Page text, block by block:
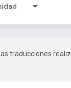
traducciones